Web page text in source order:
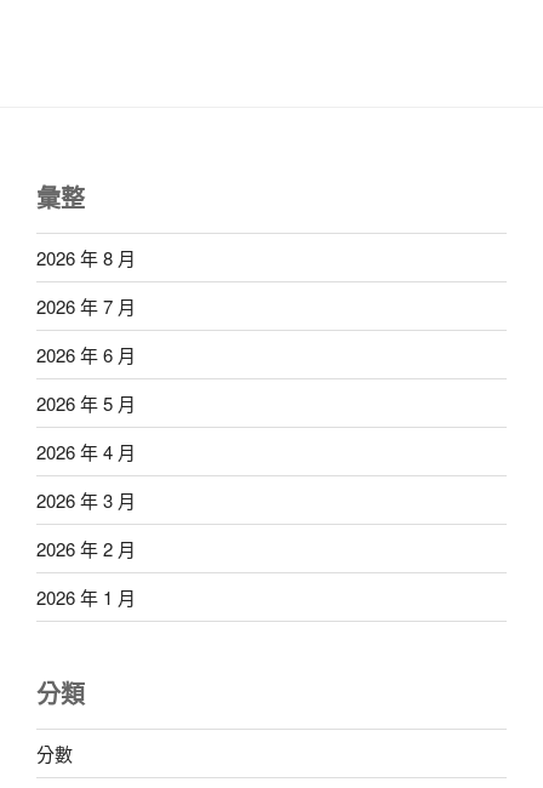
彙整
2026 年 8 月
2026 年 7 月
2026 年 6 月
2026 年 5 月
2026 年 4 月
2026 年 3 月
2026 年 2 月
2026 年 1 月
分類
分數